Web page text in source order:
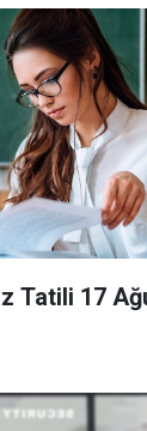
Tatili 17